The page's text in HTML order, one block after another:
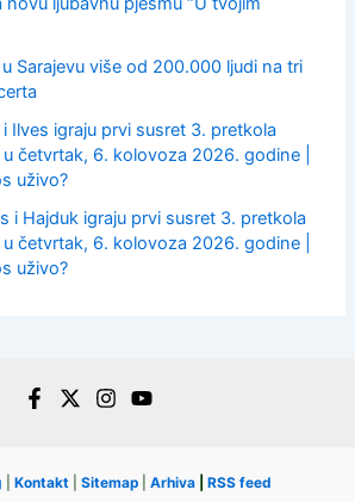
Sarajevu više od 200.000 ljudi na tri
i Ilves igraju prvi susret 3. pretkola
četvrtak, 6. kolovoza 2026. godine |
uživo?
i Hajduk igraju prvi susret 3. pretkola
četvrtak, 6. kolovoza 2026. godine |
uživo?
Kontakt Sitemap Arhiva RSS feed